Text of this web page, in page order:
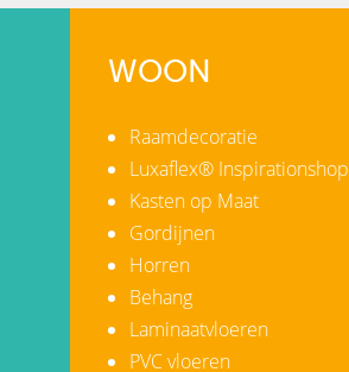
WOON
Raamdecoratie
Luxaflex® Inspirationshop
Kasten op Maat
Gordijnen
Horren
Behang
Laminaatvloeren
PVC vloeren